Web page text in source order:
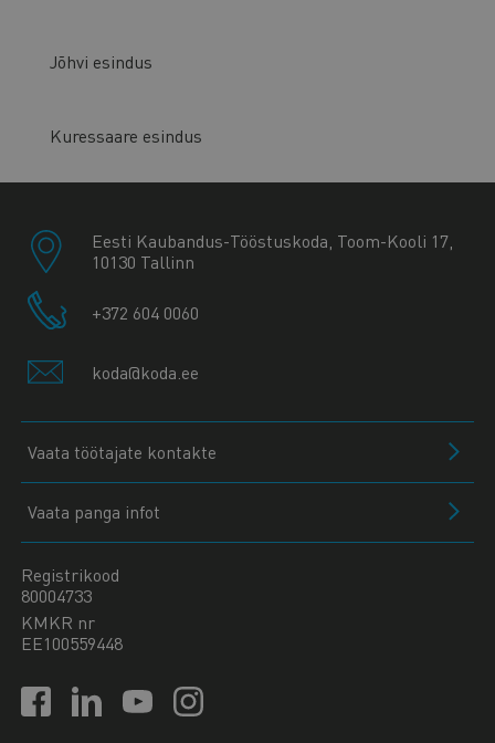
Jõhvi esindus
Kuressaare esindus
Eesti Kaubandus-Tööstuskoda, Toom-Kooli 17,
10130 Tallinn
+372 604 0060
koda@koda.ee
Vaata töötajate kontakte
Vaata panga infot
Registrikood
80004733
KMKR nr
EE100559448